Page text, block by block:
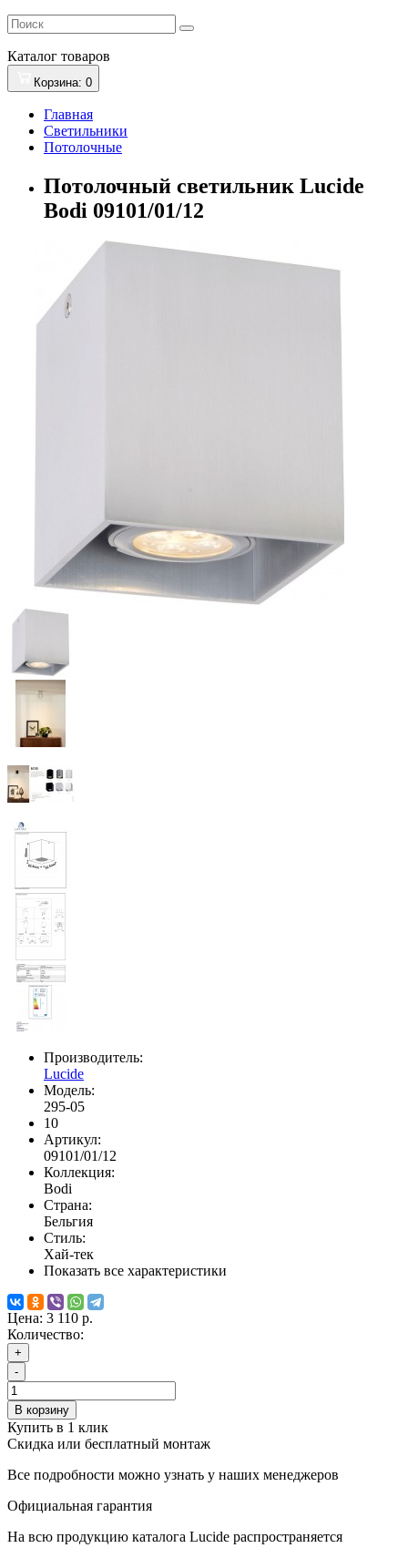
Каталог товаров
Корзина: 0
Главная
Светильники
Потолочные
Потолочный светильник Lucide
Bodi 09101/01/12
Производитель:
Lucide
Модель:
295-05
10
Артикул:
09101/01/12
Коллекция:
Bodi
Страна:
Бельгия
Стиль:
Хай-тек
Показать все характеристики
Цена: 3 110 р.
Количество:
+
-
В корзину
Купить в 1 клик
Скидка или бесплатный монтаж
Все подробности можно узнать у наших менеджеров
Официальная гарантия
На всю продукцию каталога Lucide распространяется